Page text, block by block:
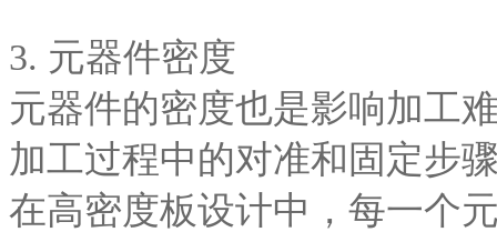
3. 元器件密度
元器件的密度也是影响加工
加工过程中的对准和固定步
在高密度板设计中，每一个